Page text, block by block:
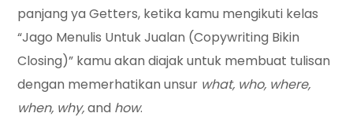
panjang ya Getters, ketika kamu mengikuti kelas
“Jago Menulis Untuk Jualan (Copywriting Bikin
Closing)” kamu akan diajak untuk membuat tulisan
dengan memerhatikan unsur what, who, where,
when, why,and how.